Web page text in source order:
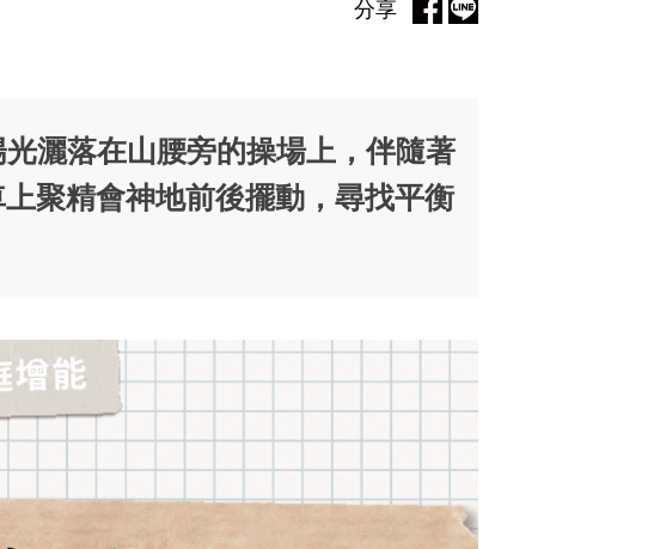
分享
光灑落在山腰旁的操場上，伴隨著
聚精會神地前後擺動，尋找平衡